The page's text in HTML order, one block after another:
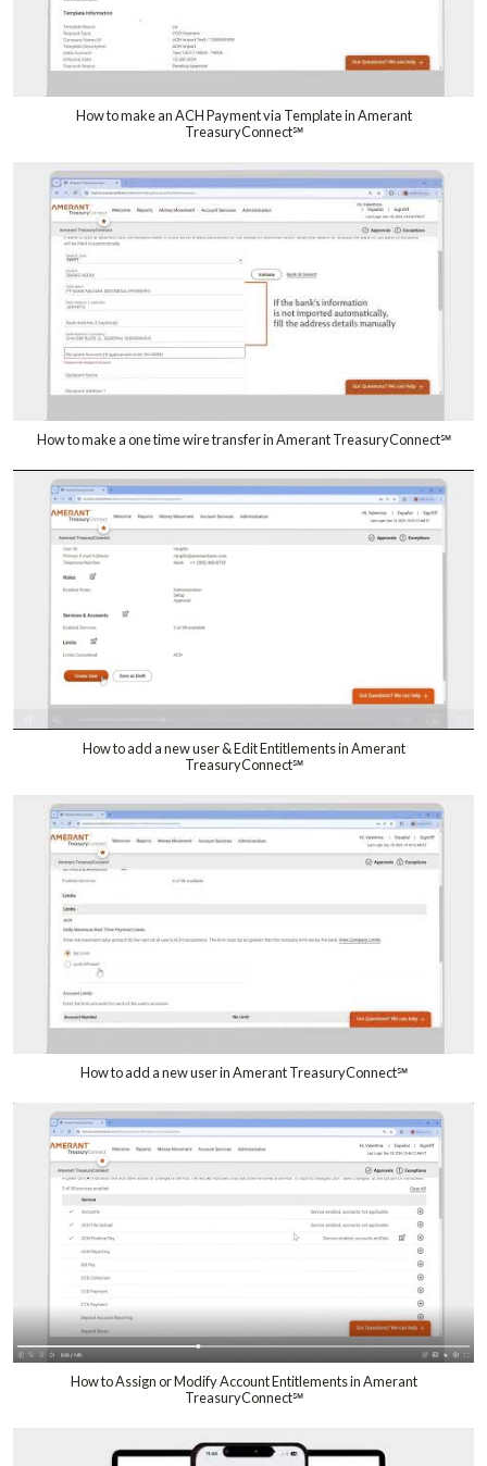
How to make an ACH Payment via Template in Amerant
TreasuryConnect℠
How to make a one time wire transfer in Amerant TreasuryConnect℠
How to add a new user & Edit Entitlements in Amerant
TreasuryConnect℠
How to add a new user in Amerant TreasuryConnect℠
How to Assign or Modify Account Entitlements in Amerant
TreasuryConnect℠